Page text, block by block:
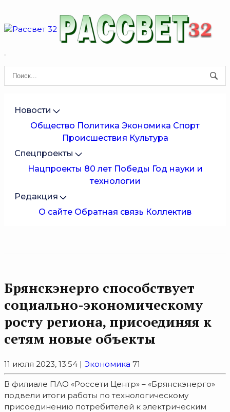
Новости
Общество Политика Экономика Спорт
Происшествия Культура
Спецпроекты
Нацпроекты 80 лет Победы Год науки и
технологии
Редакция
О сайте Обратная связь Коллектив
Брянскэнерго способствует
социально-экономическому
росту региона, присоединяя к
сетям новые объекты
11 июля 2023, 13:54 | Экономика 71
В филиале ПАО «Россети Центр» – «Брянскэнерго»
подвели итоги работы по технологическому
присоединению потребителей к электрическим